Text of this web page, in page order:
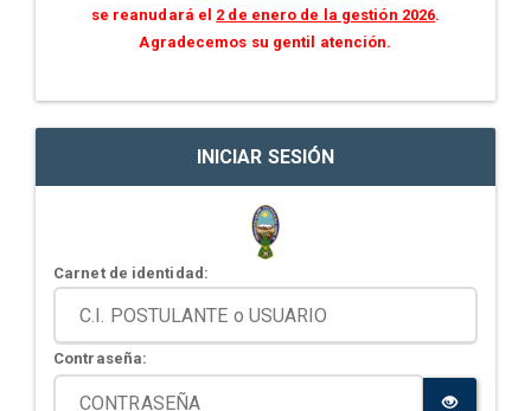
se reanudará el 2 de enero de la gestión 2026.
Agradecemos su gentil atención.
INICIAR SESIÓN
Carnet de identidad:
Contraseña: